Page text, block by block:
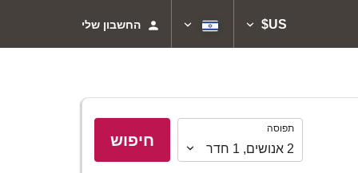
US$ החשבון שלי
תפוסה
תפוסה
2 אנושים,
1 חדר חיפוש